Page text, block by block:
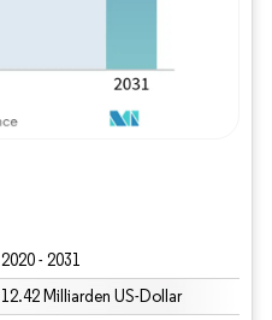
2020 - 2031
12.42 Milliarden US-Dollar